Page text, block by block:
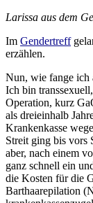
Larissa aus dem
Im Gendertreff
erzählen.
Nun, wie fange ich
Ich bin
Operation, kurz
als dreieinhalb
Krankenkasse
Streit ging bis vors
aber, nach einem
ganz schnell ein
die Kosten für die
Barthaarepilation